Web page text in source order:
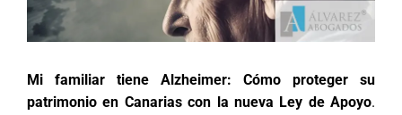
Mi familiar tiene Alzheimer: Cómo proteger su
patrimonio en Canarias con la nueva Ley de Apoyo.